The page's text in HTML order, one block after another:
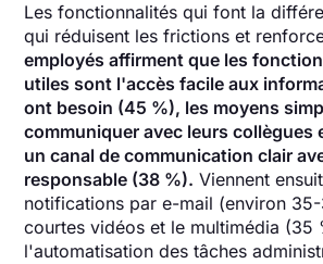
Les fonctionnalités qui font la
qui réduisent les frictions et
employés affirment que les
utiles sont l'accès facile aux
ont besoin (45 %), les moyens
communiquer avec leurs collègues
un canal de communication clair
responsable (38 %). Viennent
notifications par e-mail (environ
courtes vidéos et le multimédia (35
l'automatisation des tâches